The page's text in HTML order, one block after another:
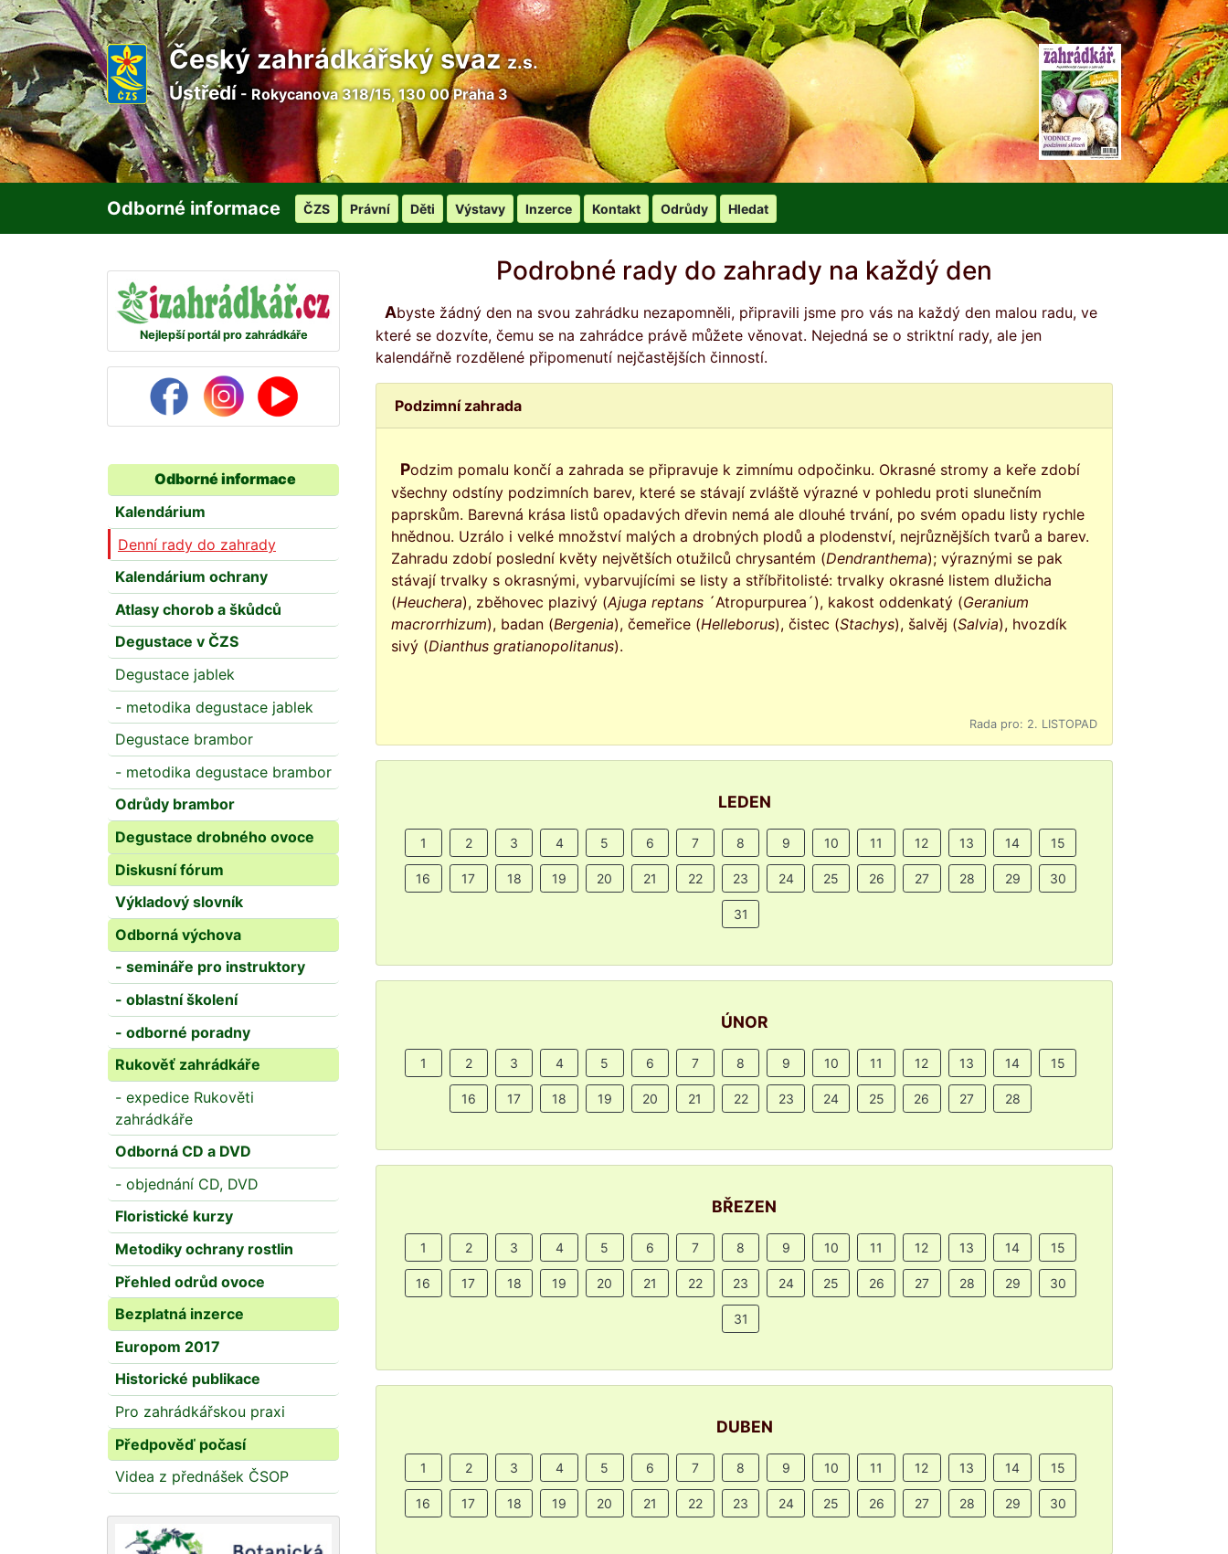
Český zahrádkářský svazz.s.
Ústředí - Rokycanova 318/15, 130 00 Praha 3
Odborné informace ČZS Právní Děti Výstavy Inzerce Kontakt Odrůdy Hledat
Nejlepší portál pro zahrádkáře
Odborné informace
Kalendárium
Denní rady do zahrady
Kalendárium ochrany
Atlasy chorob a škůdců
Degustace v ČZS
Degustace jablek
- metodika degustace jablek
Degustace brambor
- metodika degustace brambor
Odrůdy brambor
Degustace drobného ovoce
Diskusní fórum
Výkladový slovník
Odborná výchova
- semináře pro instruktory
- oblastní školení
- odborné poradny
Rukověť zahrádkáře
- expedice Rukověti
zahrádkáře
Odborná CD a DVD
- objednání CD, DVD
Floristické kurzy
Metodiky ochrany rostlin
Přehled odrůd ovoce
Bezplatná inzerce
Europom 2017
Historické publikace
Pro zahrádkářskou praxi
Předpověď počasí
Videa z přednášek ČSOP
Podrobné rady do zahrady na každý den
Abyste žádný den na svou zahrádku nezapomněli, připravili jsme pro vás na každý den malou radu, ve
které se dozvíte, čemu se na zahrádce právě můžete věnovat. Nejedná se o striktní rady, ale jen
kalendářně rozdělené připomenutí nejčastějších činností.
Podzimní zahrada
Podzim pomalu končí a zahrada se připravuje k zimnímu odpočinku. Okrasné stromy a keře zdobí
všechny odstíny podzimních barev, které se stávají zvláště výrazné v pohledu proti slunečním
paprskům. Barevná krása listů opadavých dřevin nemá ale dlouhé trvání, po svém opadu listy rychle
hnědnou. Uzrálo i velké množství malých a drobných plodů a plodenství, nejrůznějších tvarů a barev.
Zahradu zdobí poslední květy největších otužilců chrysantém (Dendranthema); výraznými se pak
stávají trvalky s okrasnými, vybarvujícími se listy a stříbřitolisté: trvalky okrasné listem dlužicha
(Heuchera), zběhovec plazivý (Ajuga reptans ´Atropurpurea´), kakost oddenkatý (Geranium
macrorrhizum), badan (Bergenia), čemeřice (Helleborus), čistec (Stachys), šalvěj (Salvia), hvozdík
sivý (Dianthus gratianopolitanus).
Rada pro: 2. LISTOPAD
LEDEN
1 2 3 4 5 6 7 8 9 10 11 12 13 14 15
16 17 18 19 20 21 22 23 24 25 26 27 28 29 30
31
ÚNOR
1 2 3 4 5 6 7 8 9 10 11 12 13 14 15
16 17 18 19 20 21 22 23 24 25 26 27 28
BŘEZEN
1 2 3 4 5 6 7 8 9 10 11 12 13 14 15
16 17 18 19 20 21 22 23 24 25 26 27 28 29 30
31
DUBEN
1 2 3 4 5 6 7 8 9 10 11 12 13 14 15
16 17 18 19 20 21 22 23 24 25 26 27 28 29 30